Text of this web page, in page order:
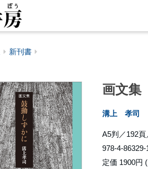
新刊書
画文
溝上 孝司
A5判／192頁
978-4-86329-
定価 1900円